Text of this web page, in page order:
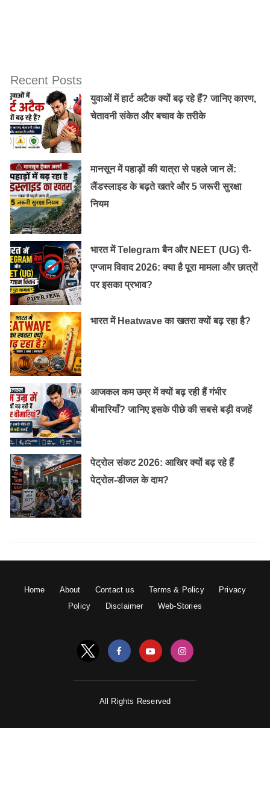
Recent Posts
युवाओं में हार्ट अटैक क्यों बढ़ रहे हैं? जानिए कारण,
चेतावनी संकेत और बचाव के तरीके
मानसून में पहाड़ों की यात्रा से पहले जान लें:
लैंडस्लाइड के बढ़ते खतरे और 5 जरूरी सुरक्षा
नियम
भारत में Telegram बैन और NEET (UG) री-
एग्जाम विवाद 2026: क्या है पूरा मामला और छात्रों
पर इसका प्रभाव?
भारत में Heatwave का खतरा क्यों बढ़ रहा है?
आजकल कम उम्र में क्यों बढ़ रही हैं गंभीर
बीमारियाँ? जानिए इसके पीछे की सबसे बड़ी वजहें
पेट्रोल संकट 2026: आखिर क्यों बढ़ रहे हैं
पेट्रोल-डीजल के दाम?
Home About Contact us Terms & Policy
Privacy
Policy
Disclaimer Web-Stories
All Rights Reserved